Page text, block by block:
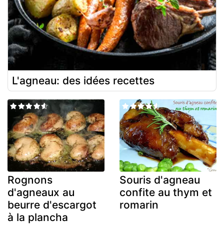
L'agneau: des idées recettes
Rognons
d'agneaux au
beurre d'escargot
à la plancha
Souris d'agneau
confite au thym et
romarin